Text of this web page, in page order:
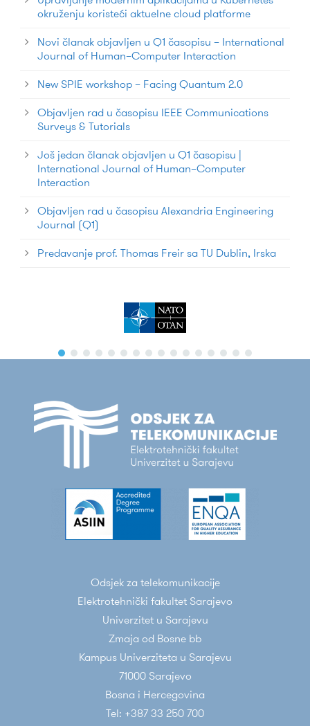
okruženju koristeći aktuelne cloud platforme
Novi članak objavljen u Q1 časopisu – International
Journal of Human–Computer Interaction
New SPIE workshop – Facing Quantum 2.0
Objavljen rad u časopisu IEEE Communications
Surveys & Tutorials
Još jedan članak objavljen u Q1 časopisu |
International Journal of Human–Computer
Interaction
Objavljen rad u časopisu Alexandria Engineering
Journal (Q1)
Predavanje prof. Thomas Freir sa TU Dublin, Irska
Odsjek za telekomunikacije
Elektrotehnički fakultet Sarajevo
Univerzitet u Sarajevu
Zmaja od Bosne bb
Kampus Univerziteta u Sarajevu
71000 Sarajevo
Bosna i Hercegovina
Tel: +387 33 250 700